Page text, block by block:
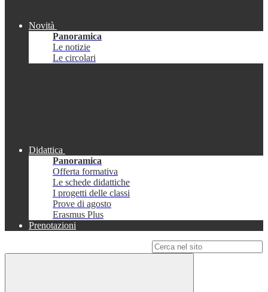
Novità
Panoramica
Le notizie
Le circolari
Didattica
Panoramica
Offerta formativa
Le schede didattiche
I progetti delle classi
Prove di agosto
Erasmus Plus
Prenotazioni